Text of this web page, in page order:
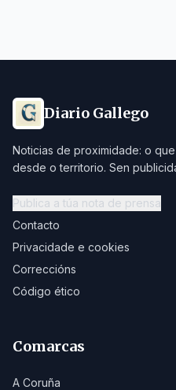
Diario Gallego
Noticias de proximidade: o
desde o territorio. Sen
Publica a túa nota de prensa
Contacto
Privacidade e cookies
Correccións
Código ético
Comarcas
A Coruña